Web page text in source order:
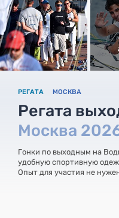
РЕГАТА МОСКВА
Регата
Москва
Гонки по выходным на
удобную спортивную
Опыт для участия не